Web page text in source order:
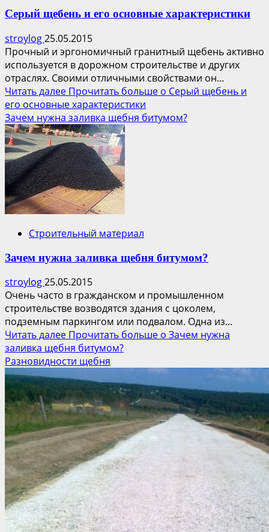
Серый щебень и его основные характеристики
stroylog25.05.2015
Прочный и эргономичный гранитный щебень активно
используется в дорожном строительстве и других
отраслях. Своими отличными свойствами он...
Читать далее Прочитать больше о Серый щебень и
его основные характеристики
Зачем нужна заливка щебня битумом?
Строительный материал
Зачем нужна заливка щебня битумом?
stroylog25.05.2015
Очень часто в гражданском и промышленном
строительстве возводятся здания с цоколем,
подземным паркингом или подвалом. Одна из...
Читать далее Прочитать больше о Зачем нужна
заливка щебня битумом?
Разновидности щебня